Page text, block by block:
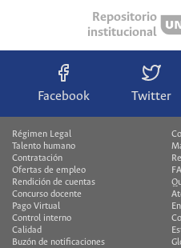
Repositorio
institucional
Facebook Twitter
Régimen Legal
Talento humano
Contratación
Ofertas de empleo
Rendición de cuentas
Concurso docente
Pago Virtual
Control interno
Calidad
Buzón de notificaciones